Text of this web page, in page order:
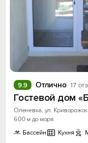
Отлично 17
9.9
Гостевой дом
Оленевка, ул.
600 м до моря
Бассейн
Кухня